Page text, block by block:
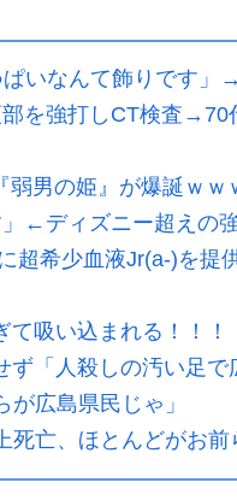
ぱいなんて飾りです
を強打しCT検査
弱男の姫』が爆誕ｗｗ
←ディズニー超えの
超希少血液Jr(a-)を
吸い込まれる！！！
ず「人殺しの汚い足
広島県民じゃ」
死亡、ほとんどがお